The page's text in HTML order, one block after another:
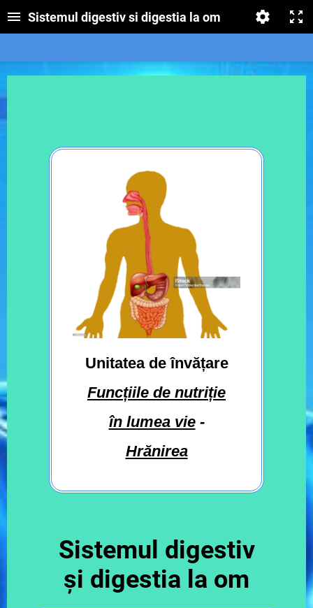
Sistemul digestiv si digestia la om
Unitatea de învățare
Funcțiile de nutriție
în lumea vie-
Hrănirea
Sistemul digestiv
și digestia la om